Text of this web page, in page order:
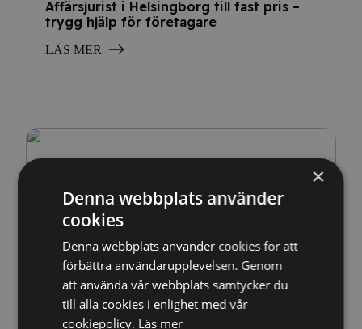
Affärsjurist i Helsingborg till fast pris –
trygg hjälp för företagare
LÄS MER
09/01/2026
Allmänna villkor för företag – skapa
tydlighet och trygghet
×
Denna webbplats använder
cookies
Denna webbplats använder cookies för att
förbättra användarupplevelsen. Genom
att använda vår webbplats samtycker du
till alla cookies i enlighet med vår
cookiepolicy. Läs mer